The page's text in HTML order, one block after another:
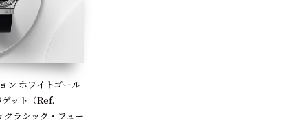
ン ホワイトゴール
ット（Ref.
ラシック・フュー